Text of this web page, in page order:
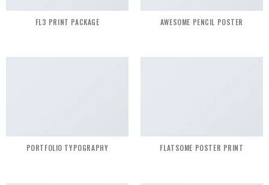
FL3 PRINT PACKAGE AWESOME PENCIL POSTER
PORTFOLIO TYPOGRAPHY FLATSOME POSTER PRINT